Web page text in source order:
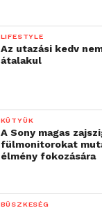
LIFESTYLE
Az utazási kedv
átalakul
KÜTYÜK
A Sony magas
fülmonitorokat
élmény fokozására
BÜSZKESÉG